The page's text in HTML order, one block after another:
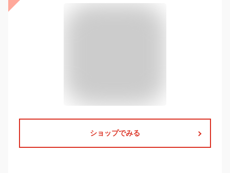
ショップでみる